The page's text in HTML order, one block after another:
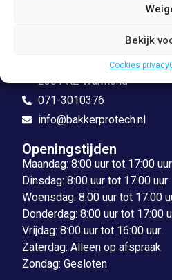
Bekijk
Cookies privacy
2361 KZ Warmond
071-3010376
info@bakkerprotech.nl
Openingstijden
Maandag: 8:00 uur tot 17:00 uur
Dinsdag: 8:00 uur tot 17:00 uur
Woensdag: 8:00 uur tot 17:00
Donderdag: 8:00 uur tot 17:00
Vrijdag: 8:00 uur tot 16:00 uur
Zaterdag: Alleen op afspraak
Zondag: Gesloten